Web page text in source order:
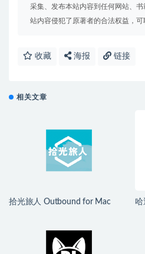
采集、发布本站内容到任何网站、
站内容侵犯了原著者的合法权益，可
收藏 海报 链接
相关文章
拾光旅人 Outbound for Mac
哈